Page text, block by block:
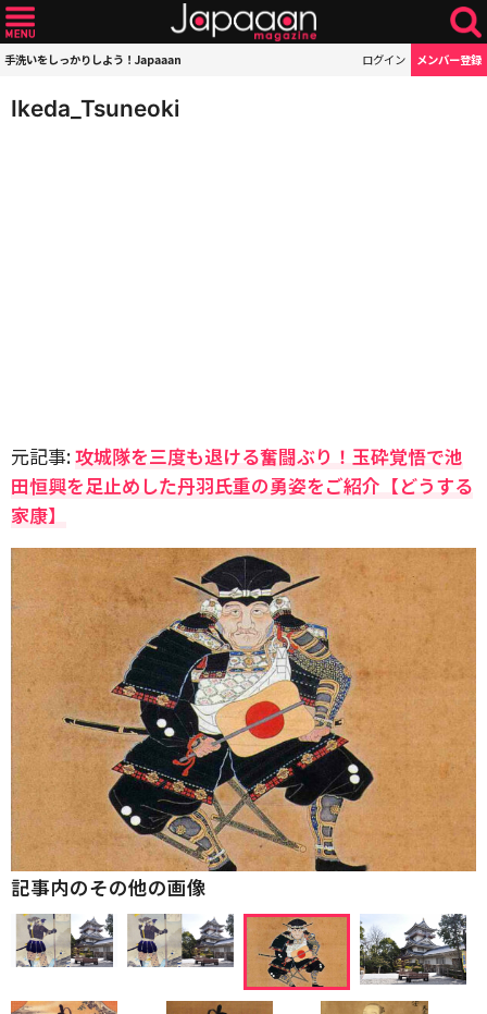
手洗いをしっかりしよう！Japaaan ログイン メンバー登録
Ikeda_Tsuneoki
元記事:攻城隊を三度も退ける奮闘ぶり！玉砕覚悟で池
田恒興を足止めした丹羽氏重の勇姿をご紹介【どうする
家康】
記事内のその他の画像